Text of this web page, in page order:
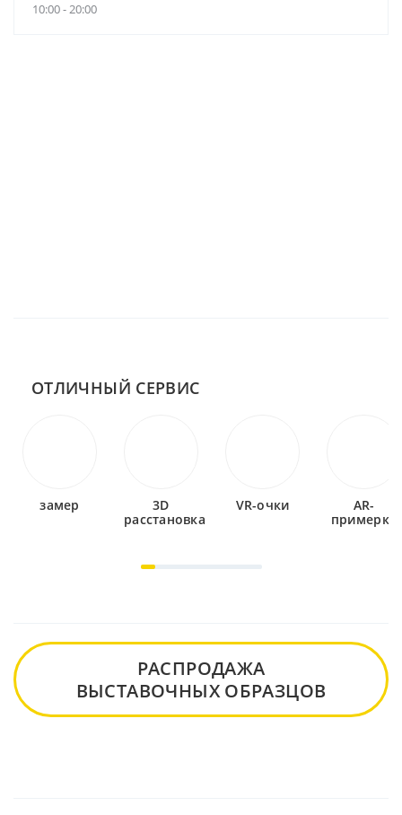
10:00 - 20:00
ОТЛИЧНЫЙ СЕРВИС
замер
3D
расстановка
VR-очки
AR-
примерка
РАСПРОДАЖА
ВЫСТАВОЧНЫХ ОБРАЗЦОВ